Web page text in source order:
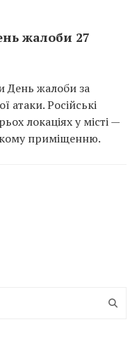
жалоби 27
День жалоби за
атаки. Російські
локаціях у місті —
приміщенню.